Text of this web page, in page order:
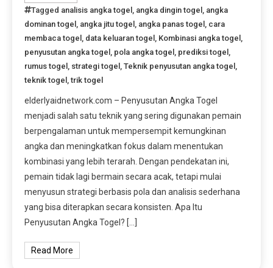
Tagged analisis angka togel angka dingin togel angka
dominan togel angka jitu togel angka panas togel cara
membaca togel data keluaran togel Kombinasi angka togel
penyusutan angka togel pola angka togel prediksi togel
rumus togel strategi togel ,Teknik penyusutan angka togel
teknik togel ,trik togel
elderlyaidnetwork.com – Penyusutan Angka Togel
menjadi salah satu teknik yang sering digunakan pemain
berpengalaman untuk mempersempit kemungkinan
angka dan meningkatkan fokus dalam menentukan
kombinasi yang lebih terarah. Dengan pendekatan ini,
pemain tidak lagi bermain secara acak, tetapi mulai
menyusun strategi berbasis pola dan analisis sederhana
yang bisa diterapkan secara konsisten. Apa Itu
Penyusutan Angka Togel? […]
Read More